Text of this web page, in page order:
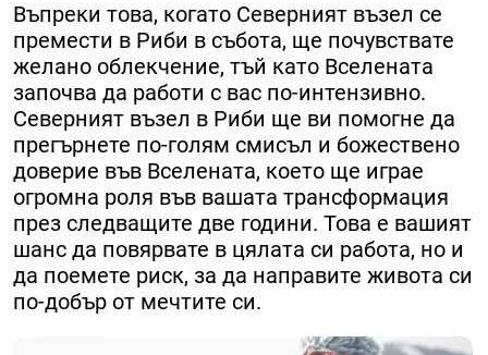
Въпреки това, когато Северният възел се
премести в Риби в събота, ще почувствате
желано облекчение, тъй като Вселената
започва да работи с вас по-интензивно.
Северният възел в Риби ще ви помогне да
прегърнете по-голям смисъл и божествено
доверие във Вселената, което ще играе
огромна роля във вашата трансформация
през следващите две години. Това е вашият
шанс да повярвате в цялата си работа, но и
да поемете риск, за да направите живота си
по-добър от мечтите си.